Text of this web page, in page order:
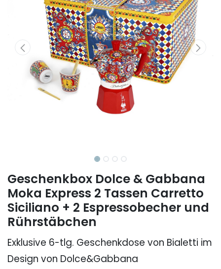
Geschenkbox Dolce & Gabbana
Moka Express 2 Tassen Carretto
Siciliano + 2 Espressobecher und
Rührstäbchen
Exklusive 6-tlg. Geschenkdose von Bialetti im
Design von Dolce&Gabbana